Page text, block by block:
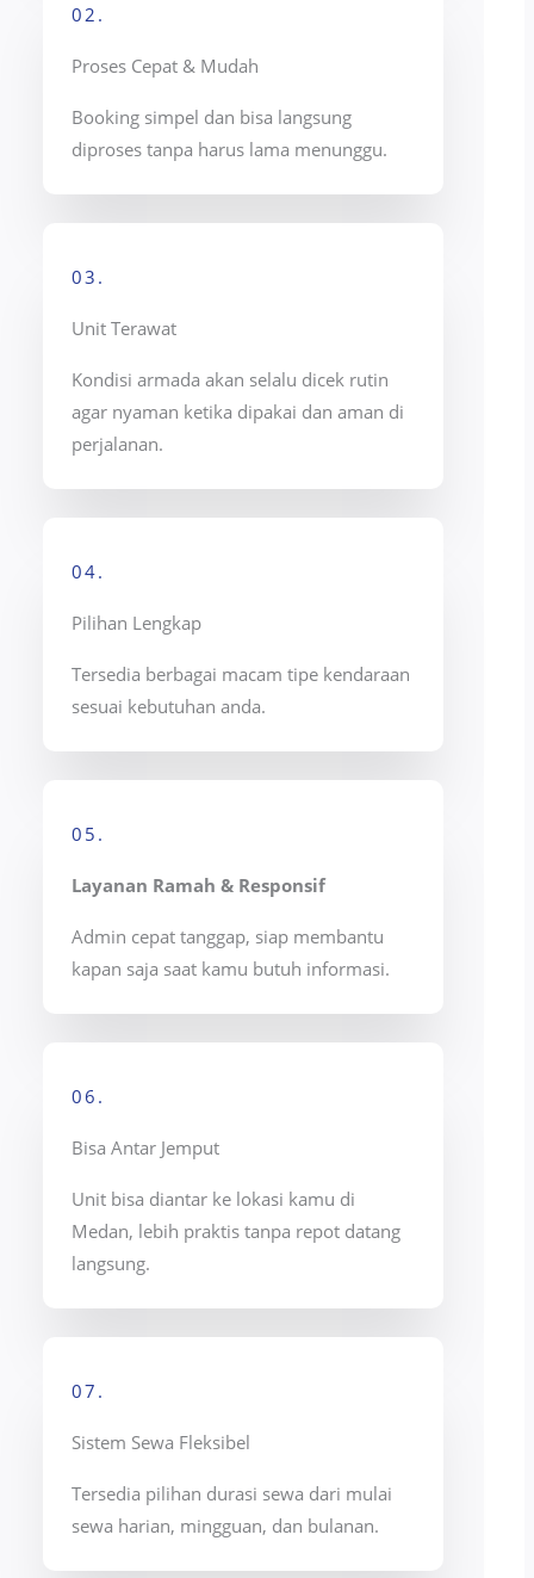
02.
Proses Cepat & Mudah
Booking simpel dan bisa langsung
diproses tanpa harus lama menunggu.
03.
Unit Terawat
Kondisi armada akan selalu dicek rutin
agar nyaman ketika dipakai dan aman di
perjalanan.
04.
Pilihan Lengkap
Tersedia berbagai macam tipe kendaraan
sesuai kebutuhan anda.
05.
Layanan Ramah & Responsif
Admin cepat tanggap, siap membantu
kapan saja saat kamu butuh informasi.
06.
Bisa Antar Jemput
Unit bisa diantar ke lokasi kamu di
Medan, lebih praktis tanpa repot datang
langsung.
07.
Sistem Sewa Fleksibel
Tersedia pilihan durasi sewa dari mulai
sewa harian, mingguan, dan bulanan.